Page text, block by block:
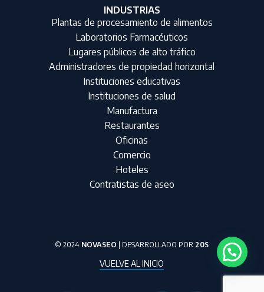
INDUSTRIAS
Plantas de procesamiento de alimentos
Laboratorios Farmacéuticos
Lugares públicos de alto tráfico
Administradores de propiedad horizontal
Instituciones educativas
Instituciones de salud
Manufactura
Restaurantes
Oficinas
Comercio
Hoteles
Contratistas de aseo
© 2024 NOVASEO | DESARROLLADO POR 20S
VUELVE AL INICIO